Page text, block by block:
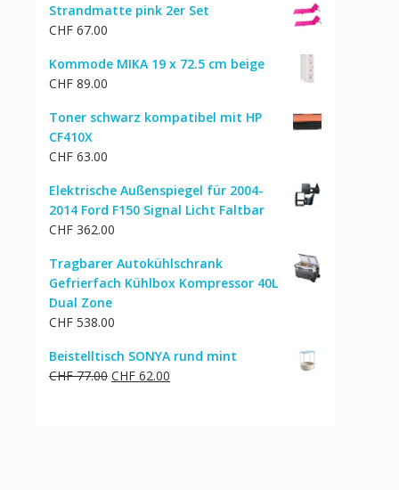
Strandmatte pink 2er Set
CHF 67.00
Kommode MIKA 19 x 72.5 cm beige
CHF 89.00
Toner schwarz kompatibel mit HP
CF410X
CHF 63.00
Elektrische Außenspiegel für 2004-
2014 Ford F150 Signal Licht Faltbar
CHF 362.00
Tragbarer Autokühlschrank
Gefrierfach Kühlbox Kompressor 40L
Dual Zone
CHF 538.00
Beistelltisch SONYA rund mint
CHF77.00 Ursprünglicher
CHF 62.00